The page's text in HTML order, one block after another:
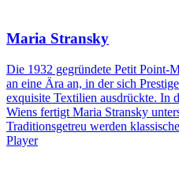
Maria Stransky
Die 1932 gegründete Petit Point-
an eine Ära an, in der sich
exquisite Textilien ausdrückte. In
Wiens fertigt Maria Stransky
Traditionsgetreu werden
Player